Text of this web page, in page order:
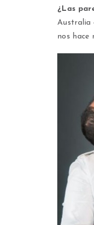
¿Las
Australia
nos hace